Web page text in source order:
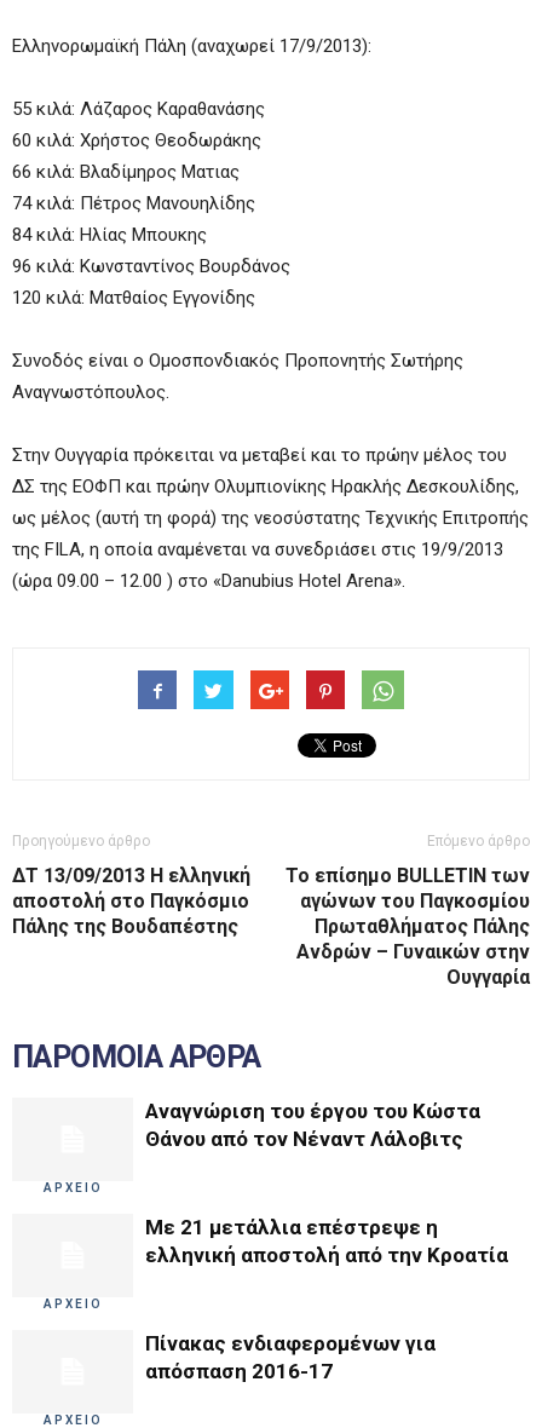
Ελληνορωμαϊκή Πάλη (αναχωρεί 17/9/2013):
55 κιλά: Λάζαρος Καραθανάσης
60 κιλά: Χρήστος Θεοδωράκης
66 κιλά: Βλαδίμηρος Ματιας
74 κιλά: Πέτρος Μανουηλίδης
84 κιλά: Ηλίας Μπουκης
96 κιλά: Κωνσταντίνος Βουρδάνος
120 κιλά: Ματθαίος Εγγονίδης
Συνοδός είναι ο Ομοσπονδιακός Προπονητής Σωτήρης
Αναγνωστόπουλος.
Στην Ουγγαρία πρόκειται να μεταβεί και το πρώην μέλος του
ΔΣ της ΕΟΦΠ και πρώην Ολυμπιονίκης Ηρακλής Δεσκουλίδης,
ως μέλος (αυτή τη φορά) της νεοσύστατης Τεχνικής Επιτροπής
της FILA, η οποία αναμένεται να συνεδριάσει στις 19/9/2013
(ώρα 09.00 – 12.00 ) στο «Danubius Hotel Arena».
Προηγούμενο άρθρο
ΔΤ 13/09/2013 Η ελληνική
αποστολή στο Παγκόσμιο
Πάλης της Βουδαπέστης
Επόμενο άρθρο
Το επίσημο BULLETIN των
αγώνων του Παγκοσμίου
Πρωταθλήματος Πάλης
Ανδρών – Γυναικών στην
Ουγγαρία
ΠΑΡΟΜΟΙΑ ΑΡΘΡΑ
ΑΡΧΕΙΟ
Αναγνώριση του έργου του Κώστα
Θάνου από τον Νέναντ Λάλοβιτς
ΑΡΧΕΙΟ
Με 21 μετάλλια επέστρεψε η
ελληνική αποστολή από την Κροατία
ΑΡΧΕΙΟ
Πίνακας ενδιαφερομένων για
απόσπαση 2016-17